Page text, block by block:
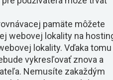
pamäte môžete
webovej lokality na
lokality. Vďaka tomu
vykresľovať znova a
Nemusíte zakaždým